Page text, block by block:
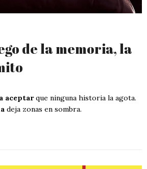
de la memoria, la
aceptarque ninguna historia la agota.
deja zonas en sombra.